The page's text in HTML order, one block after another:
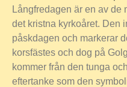
Långfredagen är en av de
det kristna kyrkoåret. Den
påskdagen och markerar
korsfästes och dog på
kommer från den tunga
eftertanke som den